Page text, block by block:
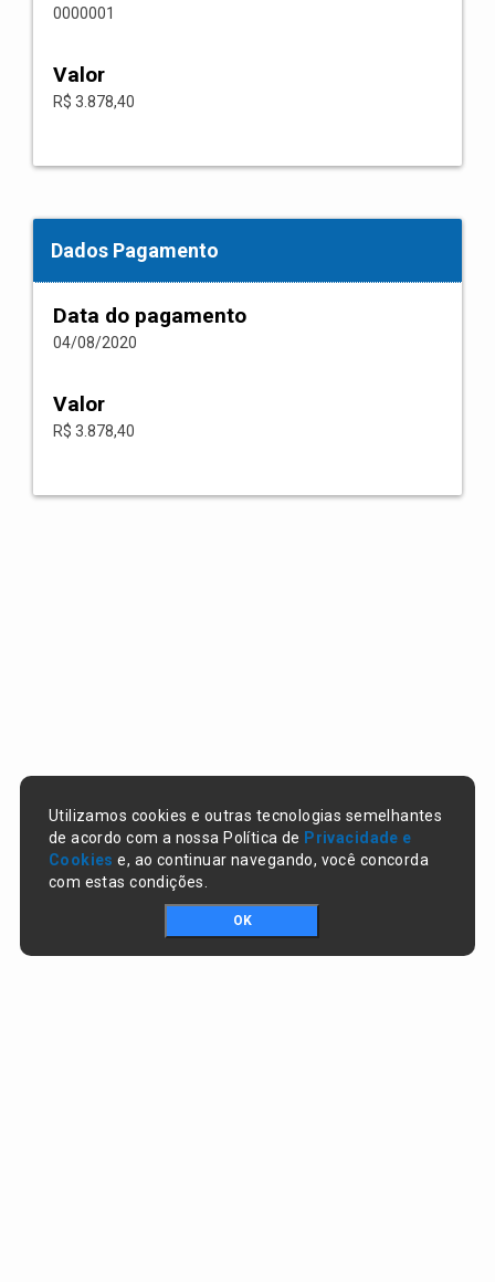
0000001
Valor
R$ 3.878,40
Dados Pagamento
Data do pagamento
04/08/2020
Valor
R$ 3.878,40
Utilizamos cookies e outras tecnologias semelhantes
de acordo com a nossa Política de Privacidade e
Cookies e, ao continuar navegando, você concorda
com estas condições.
OK